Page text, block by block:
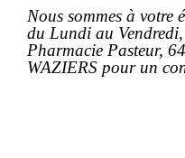
Nous sommes à votre
du Lundi au
Pharmacie Pasteur,
WAZIERS pour un